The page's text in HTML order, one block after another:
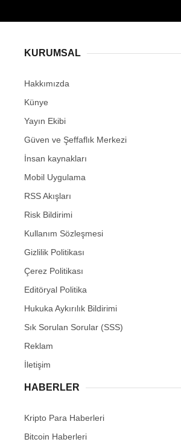
KURUMSAL
Hakkımızda
Künye
Yayın Ekibi
Güven ve Şeffaflık Merkezi
İnsan kaynakları
Mobil Uygulama
RSS Akışları
Risk Bildirimi
Kullanım Sözleşmesi
Gizlilik Politikası
Çerez Politikası
Editöryal Politika
Hukuka Aykırılık Bildirimi
Sık Sorulan Sorular (SSS)
Reklam
İletişim
HABERLER
Kripto Para Haberleri
Bitcoin Haberleri